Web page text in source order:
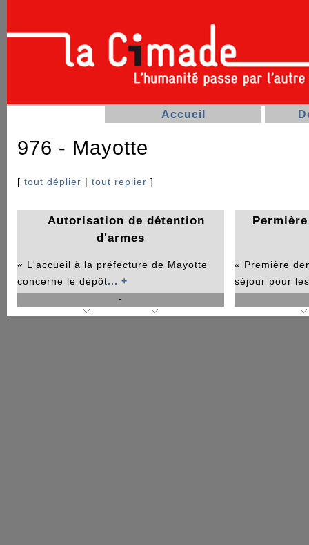
Accueil
976 - Mayotte
[ tout déplier | tout replier ]
Autorisation de détention
d'armes
« L'accueil à la préfecture de Mayotte
concerne le dépôt... +
-
« Première
séjour pour